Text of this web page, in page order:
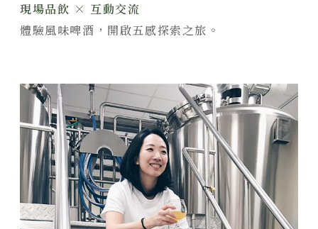
現場品飲 × 互動交流
體驗風味啤酒，開啟五感探索之旅。